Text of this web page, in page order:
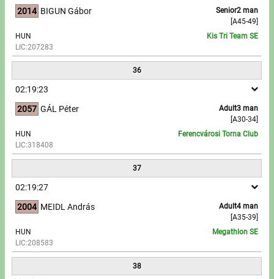
2014
Senior2 man
[A45-49]
BIGUN Gábor
HUN
LIC:207283
Kis Tri Team SE
36
02:19:23
2057
Adult3 man
[A30-34]
GÁL Péter
HUN
LIC:318408
Ferencvárosi Torna Club
37
02:19:27
2004
Adult4 man
[A35-39]
MEIDL András
HUN
LIC:208583
Megathlon SE
38